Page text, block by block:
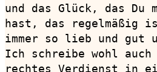
und das Glück, das Du
hast, das regelmäßig
immer so lieb und gut
Ich schreibe wohl
rechtes Verdienst in